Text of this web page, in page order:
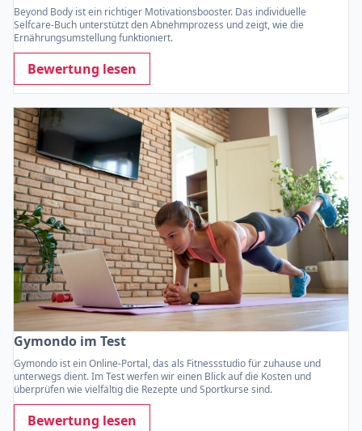
Beyond Body ist ein richtiger Motivationsbooster. Das individuelle
Selfcare-Buch unterstützt den Abnehmprozess und zeigt, wie die
Ernährungsumstellung funktioniert.
Bewertung lesen
Gymondo im Test
Gymondo ist ein Online-Portal, das als Fitnessstudio für zuhause und
unterwegs dient. Im Test werfen wir einen Blick auf die Kosten und
überprüfen wie vielfältig die Rezepte und Sportkurse sind.
Bewertung lesen